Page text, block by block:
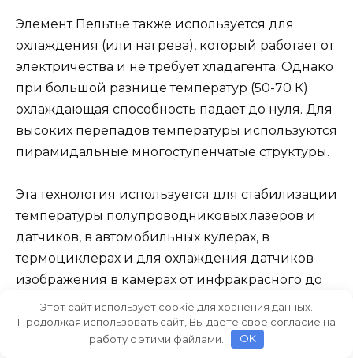
Элемент Пельтье также используется для
охлаждения (или нагрева), который работает от
электричества и не требует хладагента. Однако
при большой разнице температур (50-70 К)
охлаждающая способность падает до нуля. Для
высоких перепадов температуры используются
пирамидальные многоступенчатые структуры.
Эта технология используется для стабилизации
температуры полупроводниковых лазеров и
датчиков, в автомобильных кулерах, в
термоциклерах и для охлаждения датчиков
изображения в камерах от инфракрасного до
ультрафиолетового излучения.
Магнитный холодильник
Этот сайт использует cookie для хранения данных.
Продолжая использовать сайт, Вы даете свое согласие на
работу с этими файлами.
OK